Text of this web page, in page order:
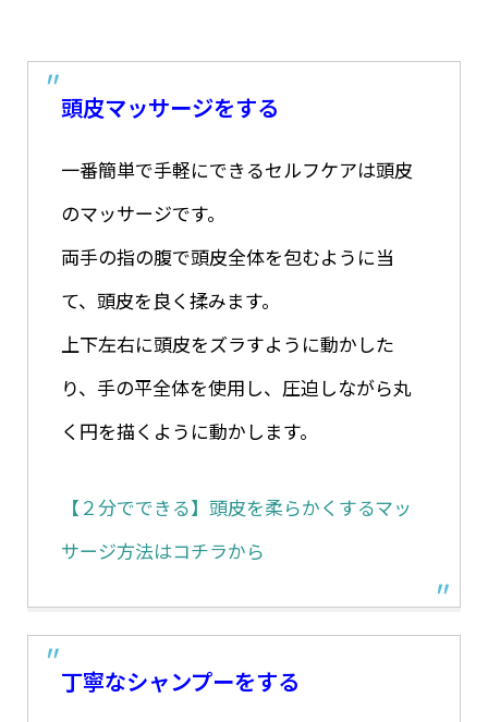
頭皮マッサージをする
一番簡単で手軽にできるセルフケアは頭皮
のマッサージです。
両手の指の腹で頭皮全体を包むように当
て、頭皮を良く揉みます。
上下左右に頭皮をズラすように動かした
り、手の平全体を使用し、圧迫しながら丸
く円を描くように動かします。
【２分でできる】頭皮を柔らかくするマッ
サージ方法はコチラから
丁寧なシャンプーをする